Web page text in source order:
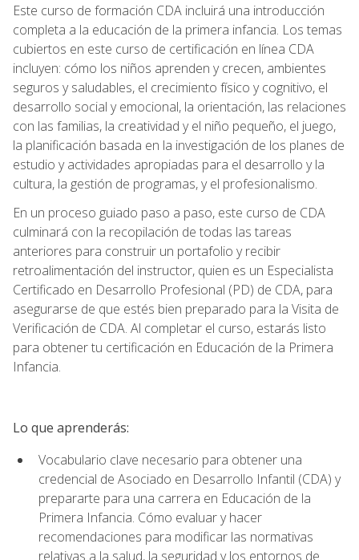
Este curso de formación CDA incluirá una introducción
completa a la educación de la primera infancia. Los temas
cubiertos en este curso de certificación en línea CDA
incluyen: cómo los niños aprenden y crecen, ambientes
seguros y saludables, el crecimiento físico y cognitivo, el
desarrollo social y emocional, la orientación, las relaciones
con las familias, la creatividad y el niño pequeño, el juego,
la planificación basada en la investigación de los planes de
estudio y actividades apropiadas para el desarrollo y la
cultura, la gestión de programas, y el profesionalismo.
En un proceso guiado paso a paso, este curso de CDA
culminará con la recopilación de todas las tareas
anteriores para construir un portafolio y recibir
retroalimentación del instructor, quien es un Especialista
Certificado en Desarrollo Profesional (PD) de CDA, para
asegurarse de que estés bien preparado para la Visita de
Verificación de CDA. Al completar el curso, estarás listo
para obtener tu certificación en Educación de la Primera
Infancia.
Lo que aprenderás:
Vocabulario clave necesario para obtener una
credencial de Asociado en Desarrollo Infantil (CDA) y
prepararte para una carrera en Educación de la
Primera Infancia. Cómo evaluar y hacer
recomendaciones para modificar las normativas
relativas a la salud, la seguridad y los entornos de